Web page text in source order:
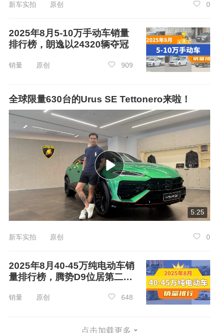
众车网观点：
在50-70万三厢车销量排行榜中，5月份奥迪
A6L、宝马5系、奔驰E级车 型展现了出色的市场
表现，它们的销量遥遥领先，赢得了众多消费者
的认可。如果您近期有购买一款50-70万三厢车的
计划，那么这份榜单将是您不容错过的参考。让
我们一起揭开这些热销车型的神秘面纱，看看它
们究竟具备了哪些吸引人的特质和优势，相信这
些信息一定会对您未来的购车决策提供有价值的
参考。
新车实拍 原创 0
2025年8月5-10万手动车销量
排行榜，朗逸以24320辆夺冠
销量 原创 909
全球限量630台的Urus SE Tettonero来啦！
5:25
新车实拍 原创 0
2025年8月40-45万纯电动车销
量排行榜，腾势D9位居第二，
销量 原创 648
点击加载更多